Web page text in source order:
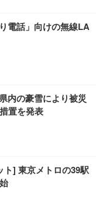
ー付き 高反発クッシ
ゲーミング/勉強/事
(ホワイト)
クチェア 肘なし メ
テレワーク 在宅
】GRAPHT THE S
本メーカー)
超厚型 お徳用 レギ
電話」向けの無線LA
内の豪雪により被災
置を発表
ト] 東京メトロの39駅